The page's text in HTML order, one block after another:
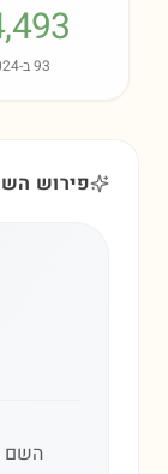
93ב-
פירוש
השם